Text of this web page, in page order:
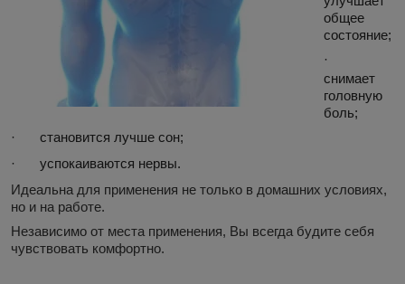
общее
состояние;
·
снимает
головную
боль;
·
становится лучше сон;
·
успокаиваются нервы.
Идеальна для применения не только в домашних условиях,
но и на работе.
Независимо от места применения, Вы всегда будите себя
чувствовать комфортно.